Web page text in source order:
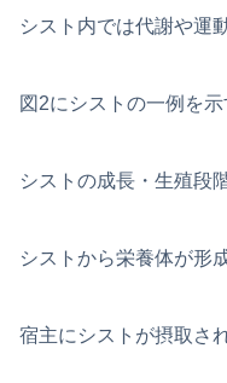
シスト内では代謝や運
図2にシストの一例を示
シストの成長・生殖段
シストから栄養体が形
宿主にシストが摂取さ